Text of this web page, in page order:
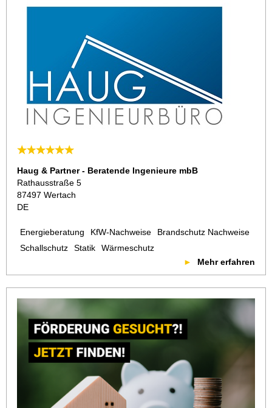
Haug & Partner - Beratende Ingenieure mbB
Rathausstraße 5
87497 Wertach
DE
Energieberatung KfW-Nachweise
Brandschutz Nachweise
Schallschutz
Statik
Wärmeschutz
Mehr erfahren